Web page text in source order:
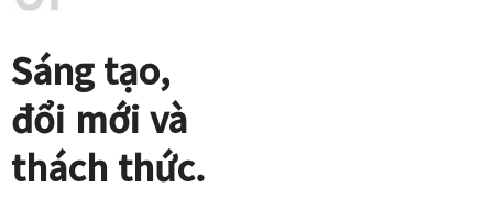
Sáng tạo,
đổi mới và
thách thức.